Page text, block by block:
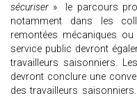
sécuriser » le parcours
notamment dans les
remontées mécaniques
service public devront
travailleurs saisonniers.
devront conclure une
des travailleurs